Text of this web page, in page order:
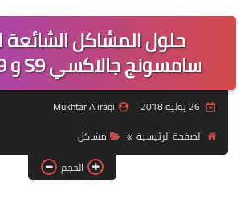
مراجعات
حماية
اندرويد
ويندوز
حلول المشاكل الشائعة
سامسونج جالاكسي S9 و S9 بلاس
26 يوليو 2018
Mukhtar Aliraqi
الصفحة الرئيسية
مشاكل
الحجم